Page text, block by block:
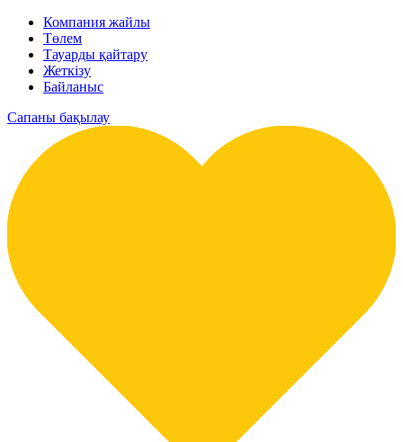
Компания жайлы
Төлем
Тауарды қайтару
Жеткізу
Байланыс
Сапаны бақылау